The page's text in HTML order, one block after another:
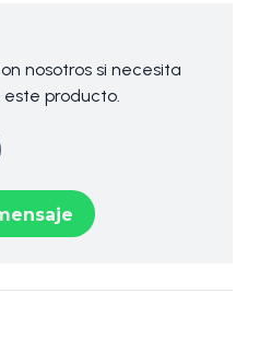
nosotros si necesita
producto.